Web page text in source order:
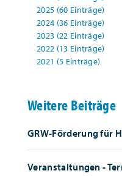
2025 (60 Einträge)
2024 (36 Einträge)
2023 (22 Einträge)
2022 (13 Einträge)
2021 (5 Einträge)
Weitere Beiträge
GRW-Förderung für
Veranstaltungen -